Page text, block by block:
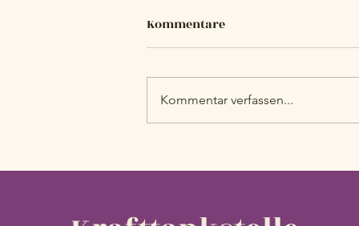
Krafttankstelle
Kommentare
Kommentar verfassen...